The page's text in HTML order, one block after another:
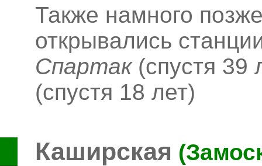
Также намного
открывались
Спартак(спустя 39
(спустя 18 лет)
Каширская